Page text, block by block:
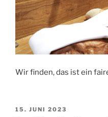
Wir finden, das ist ein
VERÖFFENTLICHT
15. JUNI 2023